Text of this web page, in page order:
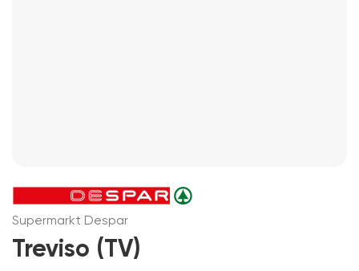
Supermarkt Despar
Treviso (TV)